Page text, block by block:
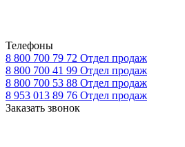
Телефоны
8 800 700 79 72 Отдел продаж
8 800 700 41 99 Отдел продаж
8 800 700 53 88 Отдел продаж
8 953 013 89 76 Отдел продаж
Заказать звонок